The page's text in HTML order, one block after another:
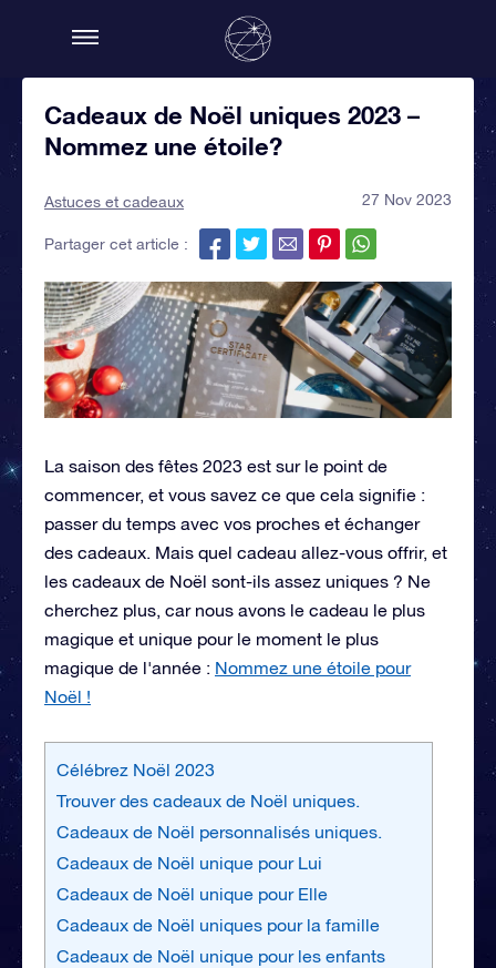
Cadeaux de Noël uniques 2023 –
Nommez une étoile?
Astuces et cadeaux 27 Nov 2023
Partager cet article :
La saison des fêtes 2023 est sur le point de
commencer, et vous savez ce que cela signifie :
passer du temps avec vos proches et échanger
des cadeaux. Mais quel cadeau allez-vous offrir, et
les cadeaux de Noël sont-ils assez uniques ? Ne
cherchez plus, car nous avons le cadeau le plus
magique et unique pour le moment le plus
magique de l'année : Nommez une étoile pour
Noël !
Célébrez Noël 2023
Trouver des cadeaux de Noël uniques.
Cadeaux de Noël personnalisés uniques.
Cadeaux de Noël unique pour Lui
Cadeaux de Noël unique pour Elle
Cadeaux de Noël uniques pour la famille
Cadeaux de Noël unique pour les enfants